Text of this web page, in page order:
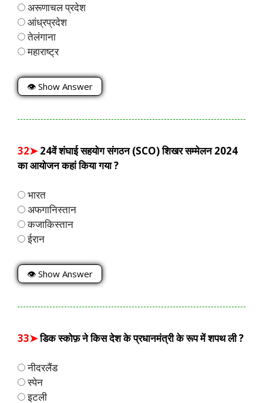
अरूणाचल प्रदेश
आंध्रप्रदेश
तेलंगाना
महाराष्ट्र
👁 Show Answer
32➤24वें शंघाई सहयोग संगठन (SCO) शिखर सम्मेलन 2024
का आयोजन कहां किया गया ?
भारत
अफगानिस्तान
कजाकिस्तान
ईरान
👁 Show Answer
33➤डिक स्कोफ़ ने किस देश के प्रधानमंत्री के रूप में शपथ ली ?
नीदरलैंड
स्पेन
इटली